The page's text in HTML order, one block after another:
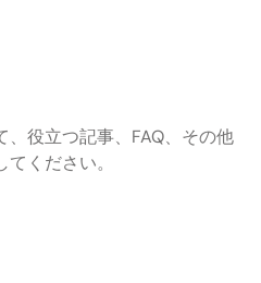
役立つ記事、FAQ、その他
ください。